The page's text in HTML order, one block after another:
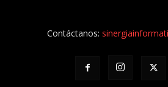
Contáctanos: